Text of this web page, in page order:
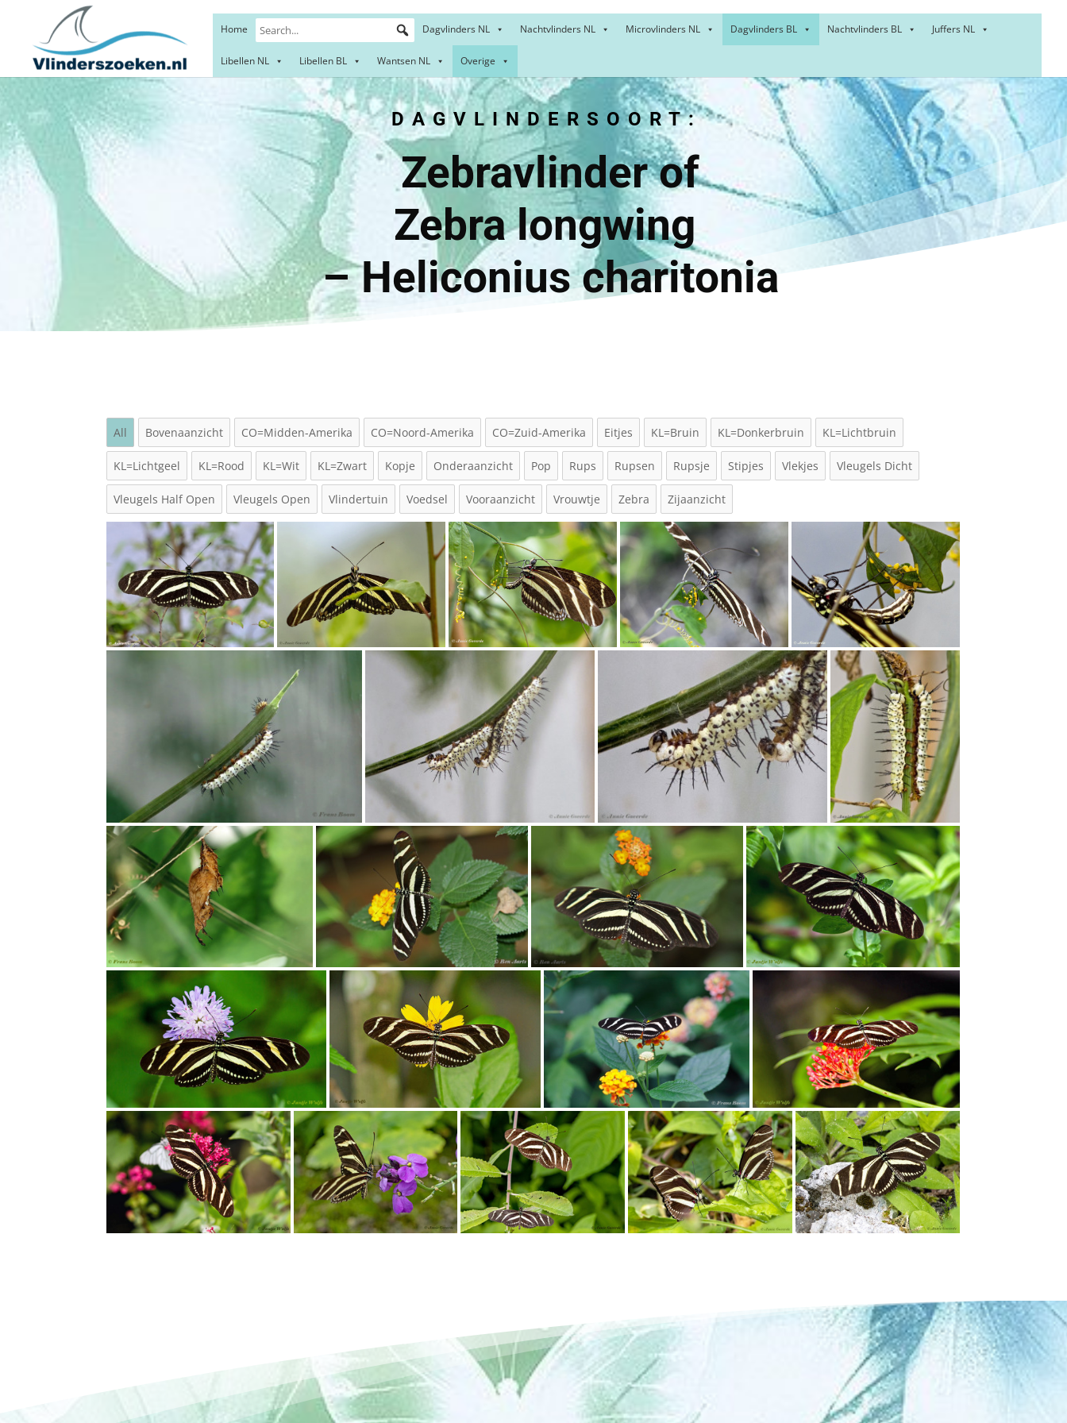
Home Dagvlinders NL Nachtvlinders NL Microvlinders NL Dagvlinders BL Nachtvlinders BL Juffers NL
Libellen NL Libellen BL Wantsen NL Overige
DAGVLINDERSOORT:
Zebravlinder of
Zebra longwing
– Heliconius charitonia
All Bovenaanzicht CO=Midden-Amerika CO=Noord-Amerika CO=Zuid-Amerika Eitjes KL=Bruin KL=Donkerbruin KL=Lichtbruin
KL=Lichtgeel KL=Rood KL=Wit KL=Zwart Kopje Onderaanzicht Pop Rups Rupsen Rupsje Stipjes Vlekjes Vleugels Dicht
Vleugels Half Open Vleugels Open Vlindertuin Voedsel Vooraanzicht Vrouwtje Zebra Zijaanzicht